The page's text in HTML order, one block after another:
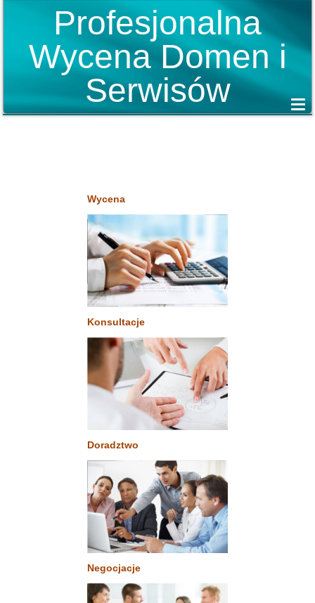
Profesjonalna
Wycena Domen i
Serwisów
Wycena
Konsultacje
Doradztwo
Negocjacje